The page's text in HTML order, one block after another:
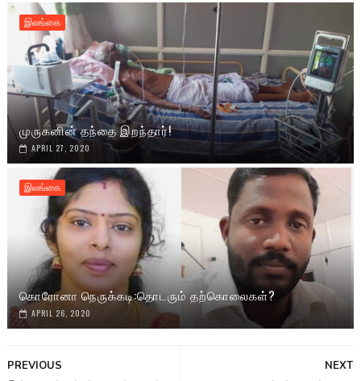
இலங்கை
முருகனின் தந்தை இறந்தார்!
APRIL 27, 2020
இலங்கை
கொரோனா நெருக்கடி:தொடரும் தற்கொலைகள்?
APRIL 26, 2020
NEXT
PREVIOUS